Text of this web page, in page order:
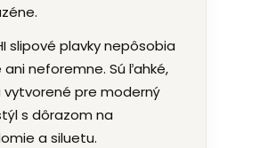
slipové plavky nepôsobia
neforemne. Sú ľahké,
vytvorené pre moderný
s dôrazom na
a siluetu.